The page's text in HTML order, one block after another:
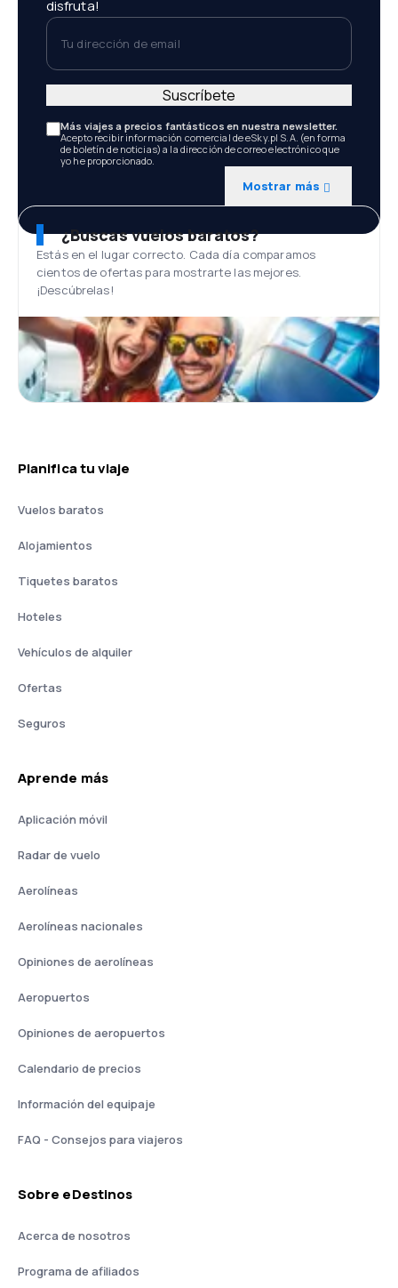
disfruta!
Tu dirección de email
Más viajes a precios fantásticos en nuestra newsletter.
Acepto recibir información comercial de eSky.pl S.A. (en forma
de boletín de noticias) a la dirección de correo electrónico que
yo he proporcionado.
Mostrar más
Suscríbete
¿Buscas vuelos baratos?
Estás en el lugar correcto. Cada día comparamos
cientos de ofertas para mostrarte las mejores.
¡Descúbrelas!
Planifica tu viaje
Vuelos baratos
Alojamientos
Tiquetes baratos
Hoteles
Vehículos de alquiler
Ofertas
Seguros
Aprende más
Aplicación móvil
Radar de vuelo
Aerolíneas
Aerolíneas nacionales
Opiniones de aerolíneas
Aeropuertos
Opiniones de aeropuertos
Calendario de precios
Información del equipaje
FAQ - Consejos para viajeros
Sobre eDestinos
Acerca de nosotros
Programa de afiliados